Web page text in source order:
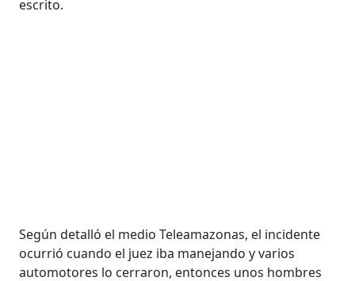
escrito.
Según detalló el medio Teleamazonas, el incidente
ocurrió cuando el juez iba manejando y varios
automotores lo cerraron, entonces unos hombres